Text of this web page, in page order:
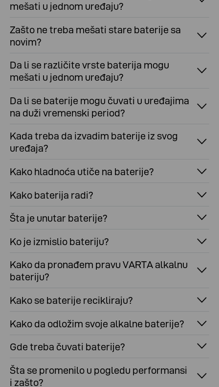
mešati u jednom uređaju?
Zašto ne treba mešati stare baterije sa
novim?
Da li se različite vrste baterija mogu
mešati u jednom uređaju?
Da li se baterije mogu čuvati u uređajima
na duži vremenski period?
Kada treba da izvadim baterije iz svog
uređaja?
Kako hladnoća utiče na baterije?
Kako baterija radi?
Šta je unutar baterije?
Ko je izmislio bateriju?
Kako da pronađem pravu VARTA alkalnu
bateriju?
Kako se baterije recikliraju?
Kako da odložim svoje alkalne baterije?
Gde treba čuvati baterije?
Šta se promenilo u pogledu performansi
i zašto?